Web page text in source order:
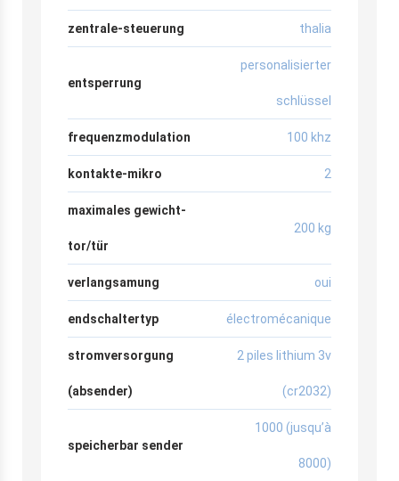
zentrale-steuerung thalia
entsperrung
personalisierter
schlüssel
frequenzmodulation 100 khz
kontakte-mikro 2
maximales gewicht-
tor/tür
200 kg
verlangsamung oui
endschaltertyp électromécanique
stromversorgung
(absender)
2 piles lithium 3v
(cr2032)
speicherbar sender
1000 (jusqu’à
8000)